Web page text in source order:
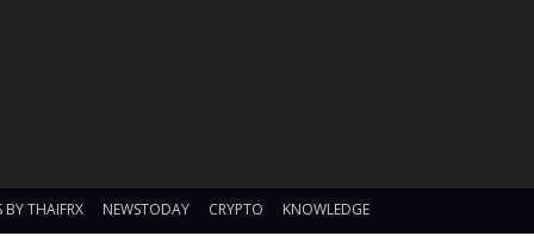
BY THAIFRX NEWSTODAY CRYPTO KNOWLEDGE